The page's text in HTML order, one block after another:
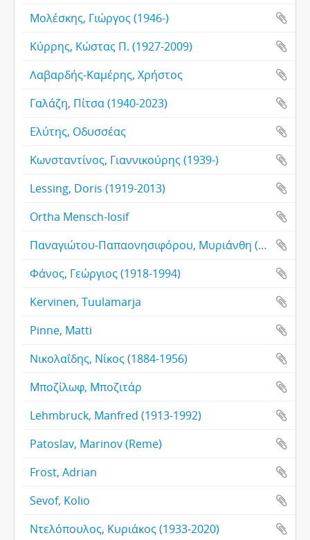
Μολέσκης, Γιώργος (1946-)
Κύρρης, Κώστας Π. (1927-2009)
Λαβαρδής-Καμέρης, Χρήστος
Γαλάζη, Πίτσα (1940-2023)
Ελύτης, Οδυσσέας
Κωνσταντίνος, Γιαννικούρης (1939-)
Lessing, Doris (1919-2013)
Ortha Mensch-Iosif
Παναγιώτου-Παπαονησιφόρου, Μυριάνθη (1941-)
Φάνος, Γεώργιος (1918-1994)
Kervinen, Tuulamarja
Pinne, Matti
Νικολαΐδης, Νίκος (1884-1956)
Μποζίλωφ, Μποζιτάρ
Lehmbruck, Manfred (1913-1992)
Patoslav, Marinov (Reme)
Frost, Adrian
Sevof, Kolio
Ντελόπουλος, Κυριάκος (1933-2020)